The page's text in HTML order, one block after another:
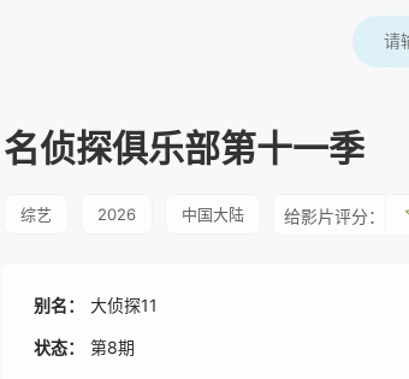
名侦探俱乐部第十一季
综艺 2026 中国大陆 给影片评分：
很差较差还行
别名： 大侦探11
状态： 第8期